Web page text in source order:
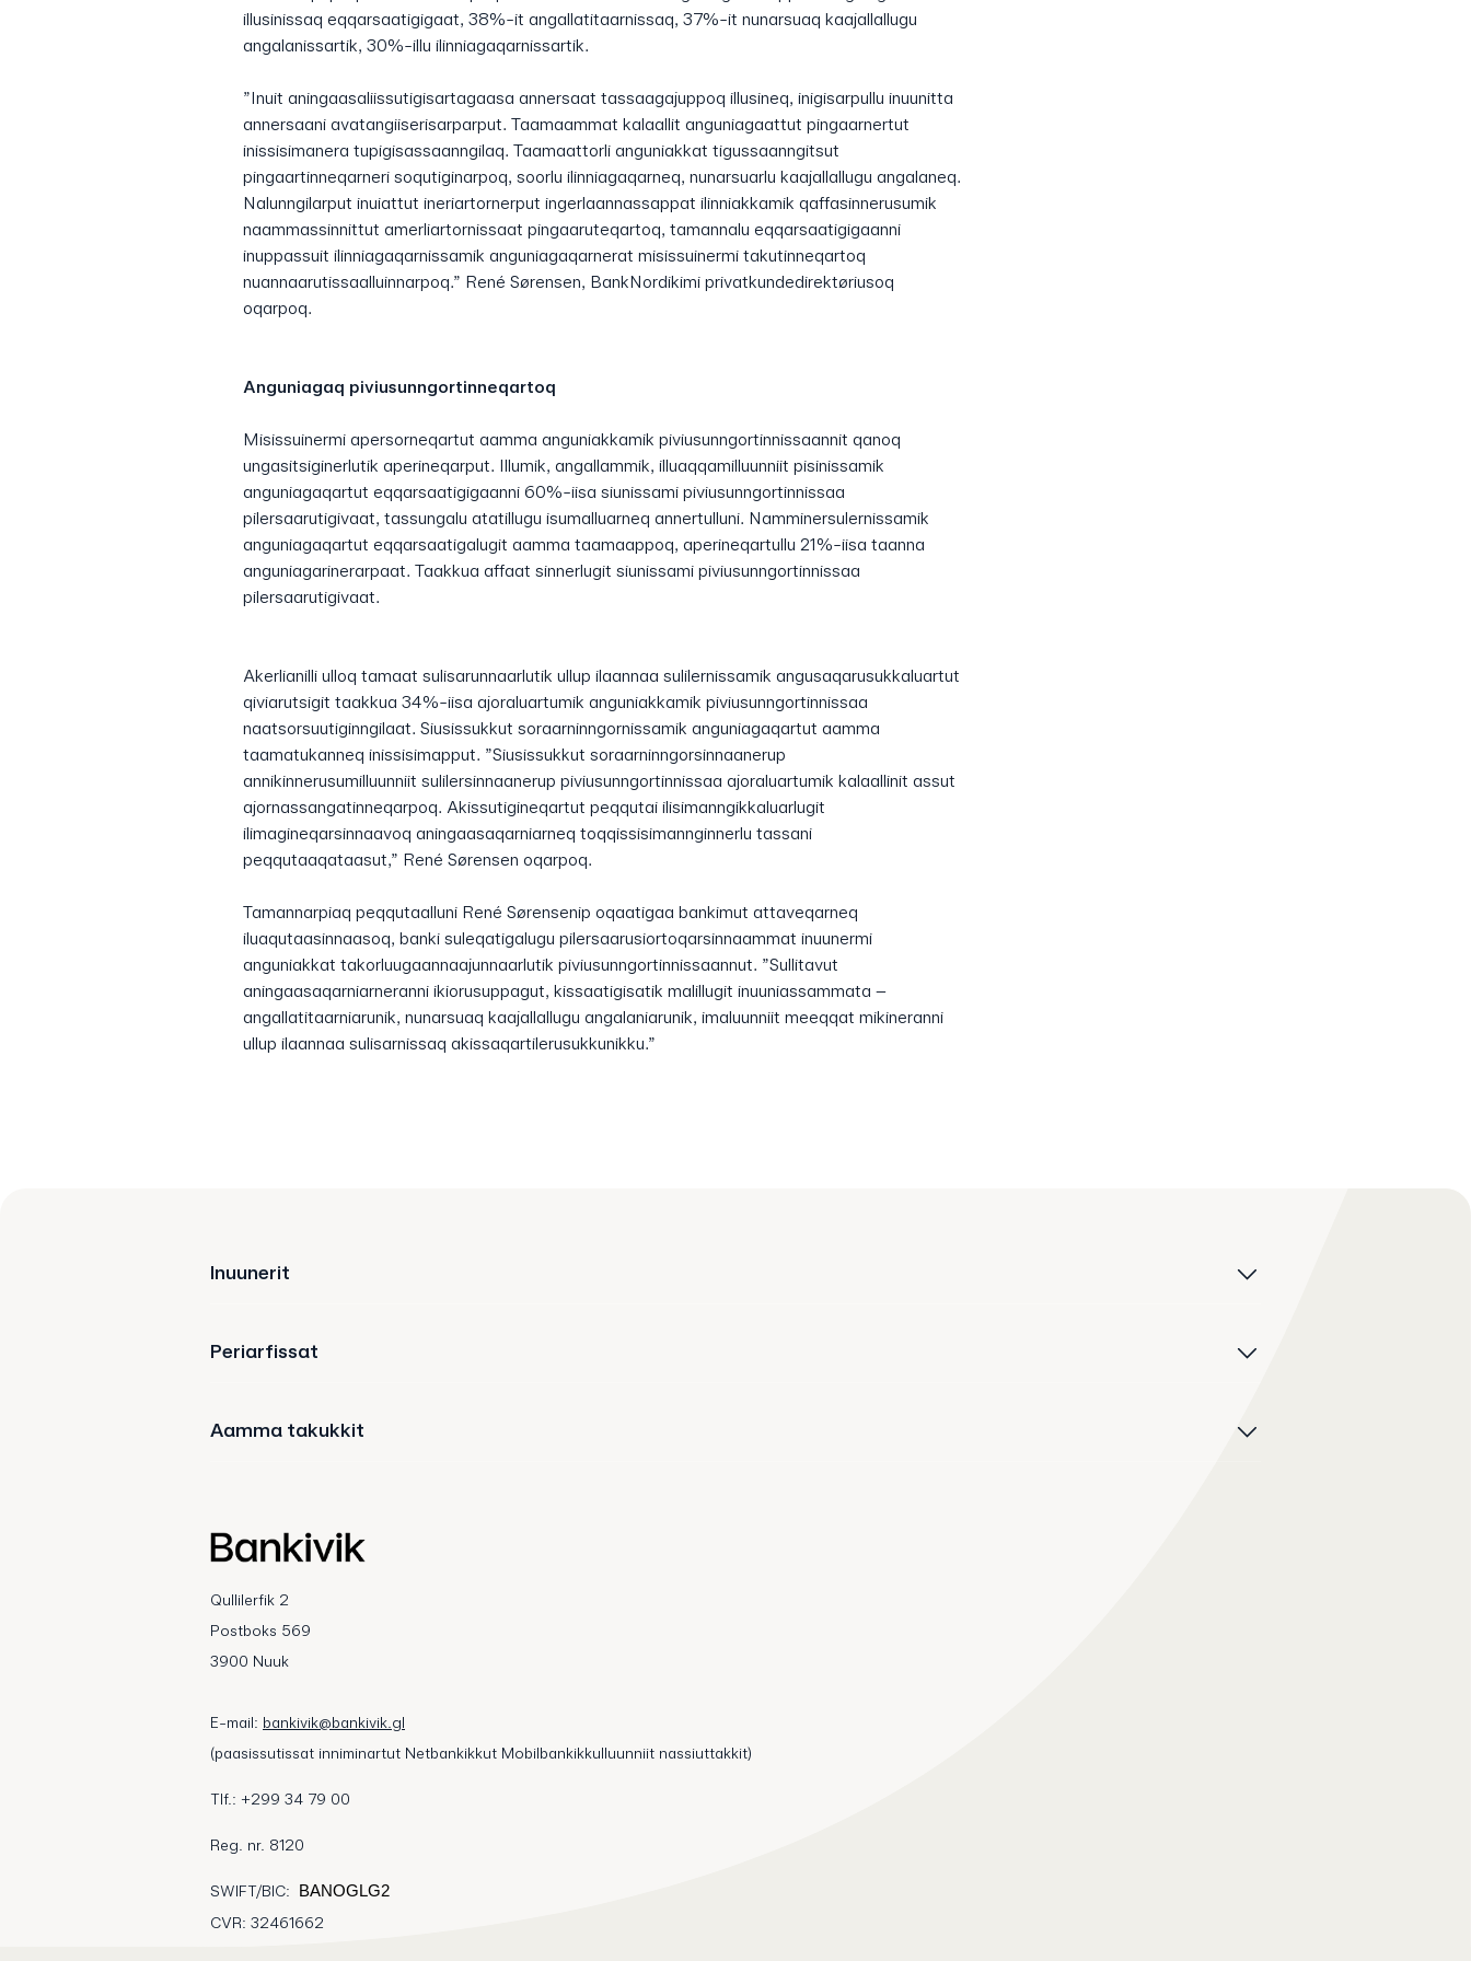
illusinissaq eqqarsaatigigaat, 38%-it angallatitaarnissaq, 37%-it nunarsuaq kaajallallugu
angalanissartik, 30%-illu ilinniagaqarnissartik.
”Inuit aningaasaliissutigisartagaasa annersaat tassaagajuppoq illusineq, inigisarpullu inuunitta
annersaani avatangiiserisarparput. Taamaammat kalaallit anguniagaattut pingaarnertut
inissisimanera tupigisassaanngilaq. Taamaattorli anguniakkat tigussaanngitsut
pingaartinneqarneri soqutiginarpoq, soorlu ilinniagaqarneq, nunarsuarlu kaajallallugu angalaneq.
Nalunngilarput inuiattut ineriartornerput ingerlaannassappat ilinniakkamik qaffasinnerusumik
naammassinnittut amerliartornissaat pingaaruteqartoq, tamannalu eqqarsaatigigaanni
inuppassuit ilinniagaqarnissamik anguniagaqarnerat misissuinermi takutinneqartoq
nuannaarutissaalluinnarpoq.” René Sørensen, BankNordikimi privatkundedirektøriusoq
oqarpoq.
Anguniagaq piviusunngortinneqartoq
Misissuinermi apersorneqartut aamma anguniakkamik piviusunngortinnissaannit qanoq
ungasitsiginerlutik aperineqarput. Illumik, angallammik, illuaqqamilluunniit pisinissamik
anguniagaqartut eqqarsaatigigaanni 60%-iisa siunissami piviusunngortinnissaa
pilersaarutigivaat, tassungalu atatillugu isumalluarneq annertulluni. Namminersulernissamik
anguniagaqartut eqqarsaatigalugit aamma taamaappoq, aperineqartullu 21%-iisa taanna
anguniagarinerarpaat. Taakkua affaat sinnerlugit siunissami piviusunngortinnissaa
pilersaarutigivaat.
Akerlianilli ulloq tamaat sulisarunnaarlutik ullup ilaannaa sulilernissamik angusaqarusukkaluartut
qiviarutsigit taakkua 34%-iisa ajoraluartumik anguniakkamik piviusunngortinnissaa
naatsorsuutiginngilaat. Siusissukkut soraarninngornissamik anguniagaqartut aamma
taamatukanneq inissisimapput. ”Siusissukkut soraarninngorsinnaanerup
annikinnerusumilluunniit sulilersinnaanerup piviusunngortinnissaa ajoraluartumik kalaallinit assut
ajornassangatinneqarpoq. Akissutigineqartut peqqutai ilisimanngikkaluarlugit
ilimagineqarsinnaavoq aningaasaqarniarneq toqqissisimannginnerlu tassani
peqqutaaqataasut,” René Sørensen oqarpoq.
Tamannarpiaq peqqutaalluni René Sørensenip oqaatigaa bankimut attaveqarneq
iluaqutaasinnaasoq, banki suleqatigalugu pilersaarusiortoqarsinnaammat inuunermi
anguniakkat takorluugaannaajunnaarlutik piviusunngortinnissaannut. ”Sullitavut
aningaasaqarniarneranni ikiorusuppagut, kissaatigisatik malillugit inuuniassammata –
angallatitaarniarunik, nunarsuaq kaajallallugu angalaniarunik, imaluunniit meeqqat mikineranni
ullup ilaannaa sulisarnissaq akissaqartilerusukkunikku.”
Inuunerit
Periarfissat
Aamma takukkit
Qullilerfik 2
Postboks 569
3900 Nuuk
E-mail: bankivik@bankivik.gl
(paasissutissat inniminartut Netbankikkut Mobilbankikkulluunniit nassiuttakkit)
Tlf.: +299 34 79 00
Reg. nr. 8120
SWIFT/BIC:
BANOGLG2
CVR: 32461662